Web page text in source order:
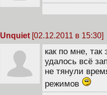
Unquiet [02.12.2011 в 15:30]
как по мне, так
удалось всё
не тянули
режимов